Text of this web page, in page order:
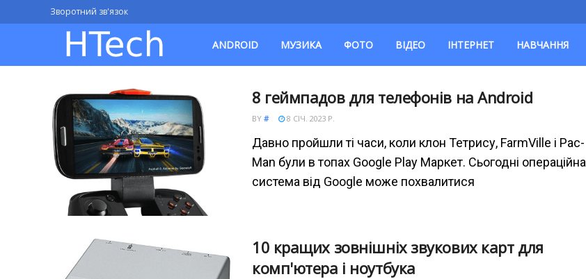
Зворотний зв'язок
ANDROID МУЗИКА ФОТО ВІДЕО ІНТЕРНЕТ НАВЧАННЯ
8 геймпадов для телефонів на Android
BY # 8 СІЧ. 2023 Р.
Давно пройшли ті часи, коли клон Тетрису, FarmVille і Pac-
Man були в топах Google Play Маркет. Сьогодні операційна
система від Google може похвалитися
10 кращих зовнішніх звукових карт для
комп'ютера і ноутбука